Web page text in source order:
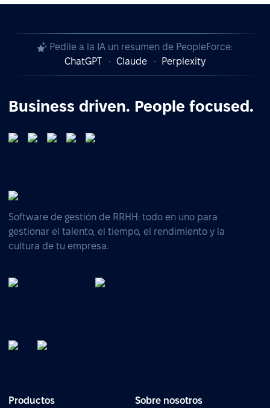
Pedile a la IA un resumen de PeopleForce:
ChatGPT
Claude Perplexity
Business driven. People focused.
Software de gestión de RRHH: todo en uno para
gestionar el talento, el tiempo, el rendimiento y la
cultura de tu empresa.
Productos Sobre nosotros